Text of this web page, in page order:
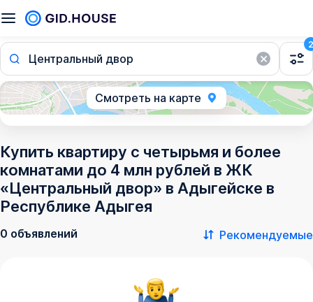
Центральный двор
2
Смотреть на карте
Купить квартиру с четырьмя и более
комнатами до 4 млн рублей в ЖК
«Центральный двор» в Адыгейске в
Республике Адыгея
0 объявлений Рекомендуемые